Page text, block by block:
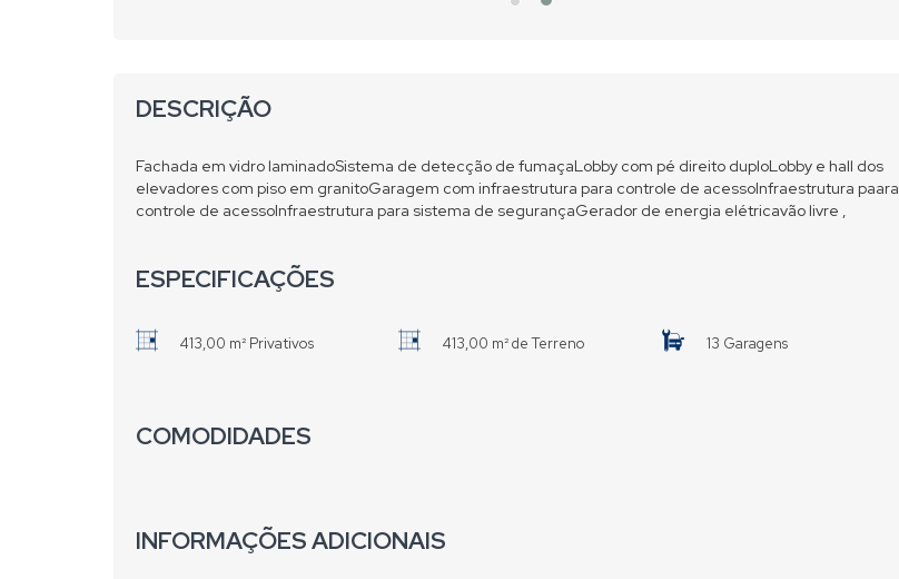
DESCRIÇÃO
Fachada em vidro laminadoSistema de detecção de fumaçaLobby com pé direito duploLobby e hall dos
elevadores com piso em granitoGaragem com infraestrutura para controle de acessoInfraestrutura paara
controle de acessoInfraestrutura para sistema de segurançaGerador de energia elétricavão livre ,
ESPECIFICAÇÕES
413,00 m² Privativos 413,00 m² de Terreno 13 Garagens
COMODIDADES
INFORMAÇÕES ADICIONAIS